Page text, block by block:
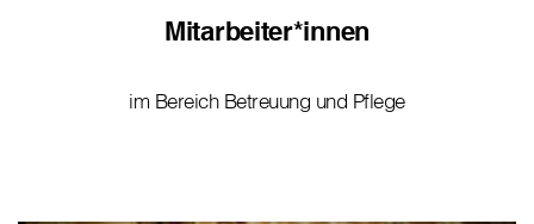
Mitarbeiter*innen
im Bereich Betreuung und Pflege